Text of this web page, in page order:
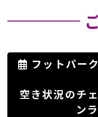
フットパー
空き状況のチ
ン